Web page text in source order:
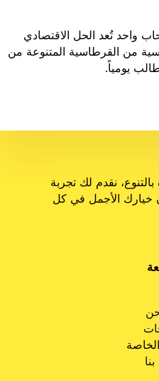
واحد تُعد الحل الاقتصادي
من القرطاسية المتنوعة من
يومياً.
نقدم لك تجربة
خيارك الأجمل في كل